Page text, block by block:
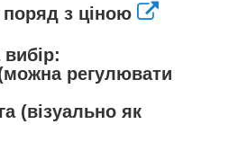
з ціною
регулювати
(візуально як